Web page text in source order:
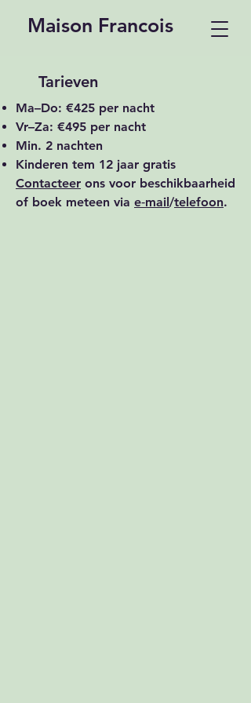
Maison Francois
Tarieven
Ma–Do: €425 per nacht
Vr–Za: €495 per nacht
Min. 2 nachten
Kinderen tem 12 jaar gratis
Contacteer ons voor beschikbaarheid
of boek meteen via e‑mail/telefoon.